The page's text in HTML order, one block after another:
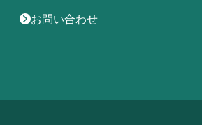
お問い合わせ